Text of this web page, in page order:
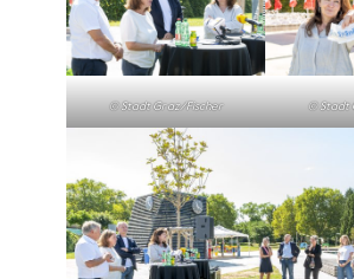
© Stadt Graz/Fischer © Stadt